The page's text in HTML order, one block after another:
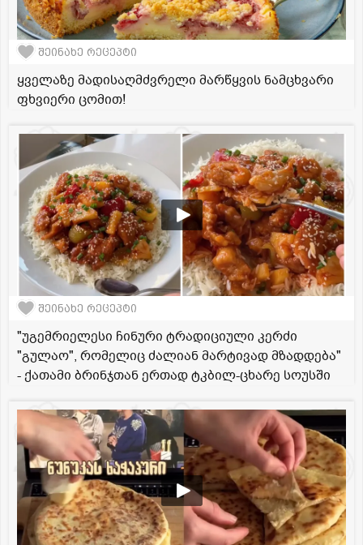
შეინახე რეცეპტი
ყველაზე მადისაღმძვრელი მარწყვის ნამცხვარი
ფხვიერი ცომით!
შეინახე რეცეპტი
"უგემრიელესი ჩინური ტრადიციული კერძი
"გულაო", რომელიც ძალიან მარტივად მზადდება"
- ქათამი ბრინჯთან ერთად ტკბილ-ცხარე სოუსში